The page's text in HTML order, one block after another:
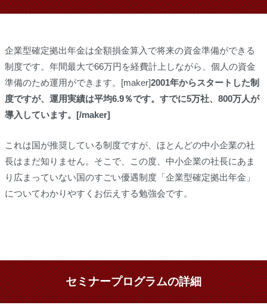
企業型確定拠出年金は全額損金算入で将来の資金準備ができる
制度です。年間最大で66万円を経費計上しながら、個人の資金
準備のため運用ができます。[maker]2001年からスタートした制
度ですが、運用実績は平均6.9％です。すでに5万社、800万人が
導入しています。[/maker]
これは国が推奨している制度ですが、ほとんどの中小企業の社
長はまだ知りません。そこで、この度、中小企業の社長にあま
り広まっていない国のすごい優遇制度「企業型確定拠出年金」
についてわかりやすくお伝えする勉強会です。
セミナープログラムの詳細